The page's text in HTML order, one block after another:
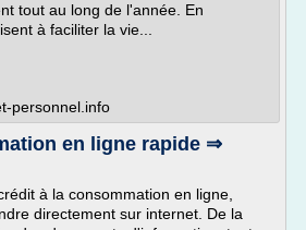
tout au long de l'année. En
à faciliter la vie...
personnel.info
en ligne rapide ⇒
à la consommation en ligne,
directement sur internet. De la